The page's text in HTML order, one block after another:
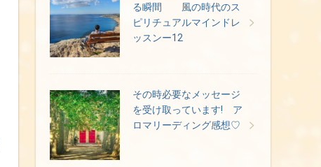
る瞬間 風の時代のス
ピリチュアルマインドレ
ッスンー12
その時必要なメッセージ
を受け取っています! ア
ロマリーディング感想♡